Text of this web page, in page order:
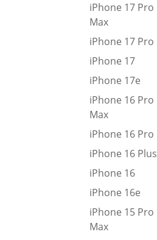
iPhone 17 Pro
Max
iPhone 17 Pro
iPhone 17
iPhone 17e
iPhone 16 Pro
Max
iPhone 16 Pro
iPhone 16 Plus
iPhone 16
iPhone 16e
iPhone 15 Pro
Max